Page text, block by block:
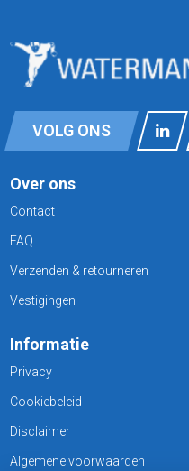
VOLG ONS
Over ons
Contact
FAQ
Verzenden & retourneren
Vestigingen
Informatie
Privacy
Cookiebeleid
Disclaimer
Algemene voorwaarden